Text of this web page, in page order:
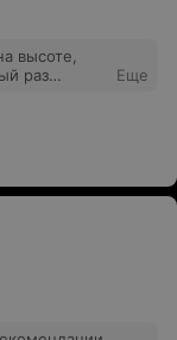
высоте,
раз
Еще